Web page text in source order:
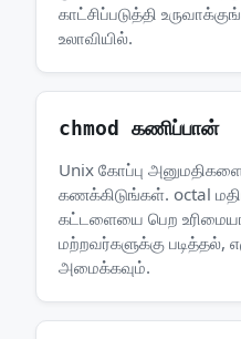
காட்சிப்படுத்தி
உலாவியில்.
chmod கணிப்பான்
Unix கோப்பு
கணக்கிடுங்கள். octal
கட்டளையை பெற
மற்றவர்களுக்கு படித்தல்,
அமைக்கவும்.